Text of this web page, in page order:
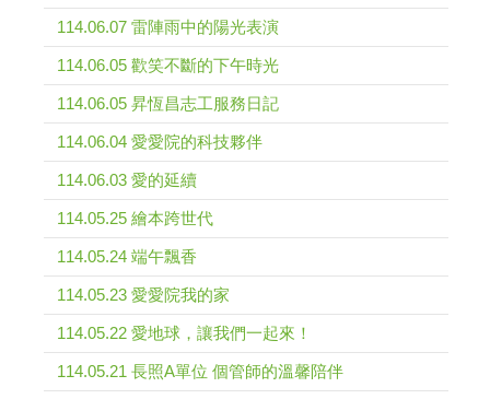
114.06.07 雷陣雨中的陽光表演
114.06.05 歡笑不斷的下午時光
114.06.05 昇恆昌志工服務日記
114.06.04 愛愛院的科技夥伴
114.06.03 愛的延續
114.05.25 繪本跨世代
114.05.24 端午飄香
114.05.23 愛愛院我的家
114.05.22 愛地球，讓我們一起來！
114.05.21 長照A單位 個管師的溫馨陪伴